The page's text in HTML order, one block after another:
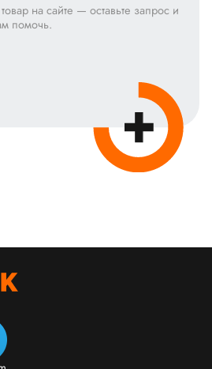
на сайте — оставьте запрос и
помочь.